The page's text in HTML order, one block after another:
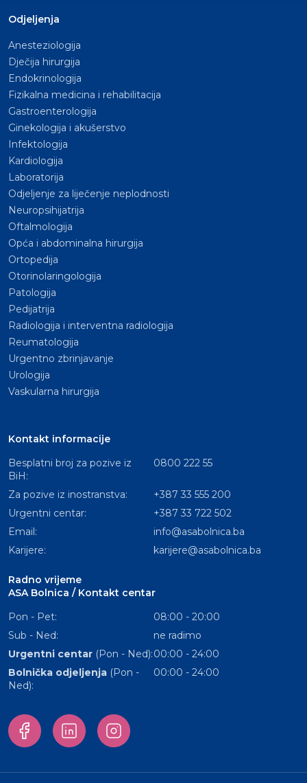
Odjeljenja
Anesteziologija
Dječija hirurgija
Endokrinologija
Fizikalna medicina i rehabilitacija
Gastroenterologija
Ginekologija i akušerstvo
Infektologija
Kardiologija
Laboratorija
Odjeljenje za liječenje neplodnosti
Neuropsihijatrija
Oftalmologija
Opća i abdominalna hirurgija
Ortopedija
Otorinolaringologija
Patologija
Pedijatrija
Radiologija i interventna radiologija
Reumatologija
Urgentno zbrinjavanje
Urologija
Vaskularna hirurgija
Kontakt informacije
Besplatni broj za pozive iz
BiH:
0800 222 55
Za pozive iz inostranstva:
+387 33 555 200
Urgentni centar:
+387 33 722 502
Email:
info@asabolnica.ba
Karijere:
karijere@asabolnica.ba
Radno vrijeme
ASA Bolnica / Kontakt centar
Pon - Pet:
08:00 - 20:00
Sub - Ned:
ne radimo
Urgentni centar (Pon - Ned):00:00 - 24:00
Bolnička odjeljenja (Pon -
Ned):
00:00 - 24:00